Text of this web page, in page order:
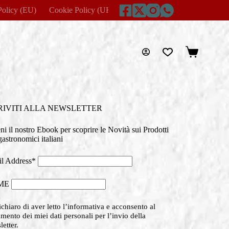
(EU) Cookie Policy (UK) Disclaimer
Carrello
ALLA NEWSLETTER
il nostro Ebook per scoprire le Novità sui Prodotti
italiani
Address*
di aver letto l’informativa e acconsento al
dei miei dati personali per l’invio della